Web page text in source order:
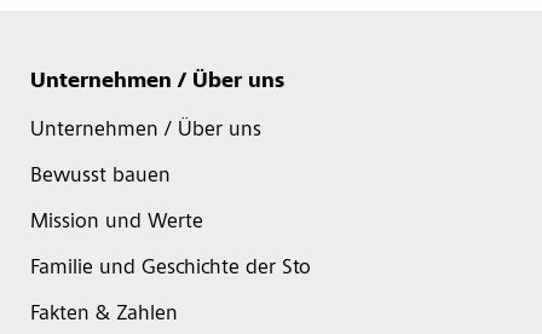
Unternehmen / Über uns
Unternehmen / Über uns
Bewusst bauen
Mission und Werte
Familie und Geschichte der Sto
Fakten & Zahlen